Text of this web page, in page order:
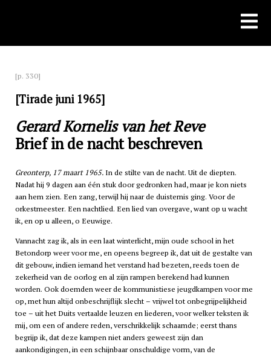
[p. 330]
[Tirade juni 1965]
Gerard Kornelis van het Reve
Brief in de nacht beschreven
Greonterp, 17 maart 1965.In de stilte van de nacht. Uit de diepten.
Nadat hij 9 dagen aan één stuk door gedronken had, maar je kon niets
aan hem zien. Een zang, terwijl hij naar de duisternis ging. Voor de
orkestmeester. Een nachtlied. Een lied van overgave, want op u wacht
ik, en op u alleen, o Eeuwige.
Vannacht zag ik, als in een laat winterlicht, mijn oude school in het
Betondorp weer voor me, en opeens begreep ik, dat uit de gestalte van
dit gebouw, indien iemand het verstand had bezeten, reeds toen de
zekerheid van de oorlog en al zijn rampen berekend had kunnen
worden. Ook doemden weer de kommunistiese jeugdkampen voor me
op, met hun altijd onbeschrijflijk slecht – vrijwel tot onbegrijpelijkheid
toe – uit het Duits vertaalde leuzen en liederen, voor welker teksten ik
mij, om een of andere reden, verschrikkelijk schaamde; eerst thans
begrijp ik, dat deze kampen niet anders geweest zijn dan
aankondigingen, in een schijnbaar onschuldige vorm, van de